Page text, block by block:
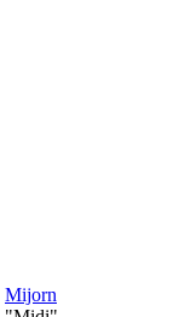
Mijorn